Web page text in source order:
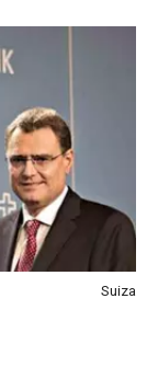
Suiza